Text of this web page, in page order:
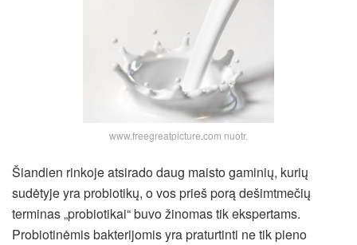
www.freegreatpicture.com nuotr.
Šiandien rinkoje atsirado daug maisto gaminių, kurių
sudėtyje yra probiotikų, o vos prieš porą dešimtmečių
terminas „probiotikai“ buvo žinomas tik ekspertams.
Probiotinėmis bakterijomis yra praturtinti ne tik pieno